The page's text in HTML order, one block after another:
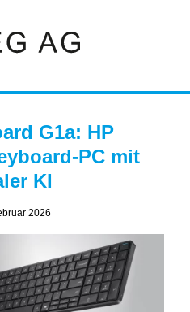
G1a: HP
PC mit
KI
2026